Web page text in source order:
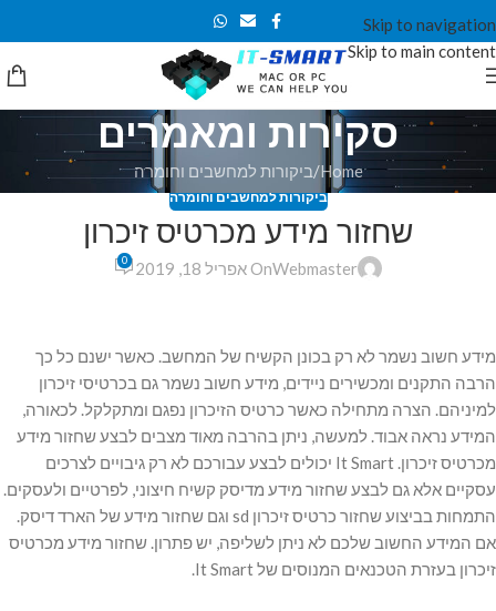
Skip to navigation
Skip to main content
סקירות ומאמרים
Home ביקורות למחשבים וחומרה
ביקורות למחשבים וחומרה
שחזור מידע מכרטיס זיכרון
WebmasterOn אפריל 18, 2019 0
מידע חשוב נשמר לא רק בכונן הקשיח של המחשב. כאשר ישנם כל כך
הרבה התקנים ומכשירים ניידים, מידע חשוב נשמר גם בכרטיסי זיכרון
למיניהם. הצרה מתחילה כאשר כרטיס הזיכרון נפגם ומתקלקל. לכאורה,
המידע נראה אבוד. למעשה, ניתן בהרבה מאוד מצבים לבצע שחזור מידע
מכרטיס זיכרון. It Smart יכולים לבצע עבורכם לא רק גיבויים לצרכים
עסקיים אלא גם לבצע שחזור מידע מדיסק קשיח חיצוני, לפרטיים ולעסקים.
התמחות בביצוע שחזור כרטיס זיכרון sd וגם שחזור מידע של הארד דיסק.
אם המידע החשוב שלכם לא ניתן לשליפה, יש פתרון. שחזור מידע מכרטיס
זיכרון בעזרת הטכנאים המנוסים של It Smart.